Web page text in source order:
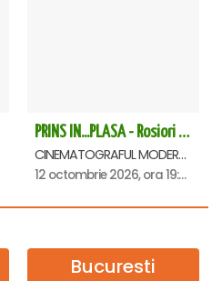
PRINS IN...PLASA - Rosiori de Vede
CINEMATOGRAFUL MODERN, Rosiori de Vede
12 octombrie 2026, ora 19:00
Bucuresti